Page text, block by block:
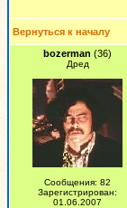
Вернуться к началу
bozerman (36)
Дред
Сообщения: 82
Зарегистрирован:
01.06.2007